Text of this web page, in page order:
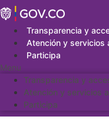
Saltar
al
contenidoTransparencia y
Atención y servicios
Participa
Menu
Transparencia y
Atención y servicios
Participa